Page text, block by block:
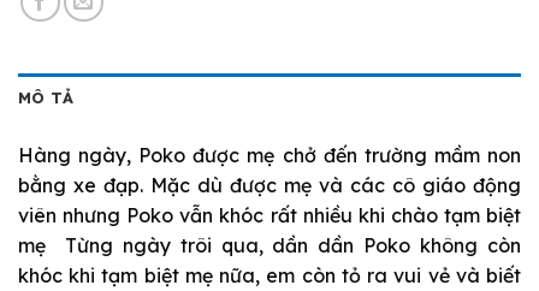
MÔ TẢ
Hàng ngày, Poko được mẹ chở đến trường mầm non
bằng xe đạp. Mặc dù được mẹ và các cô giáo động
viên nhưng Poko vẫn khóc rất nhiều khi chào tạm biệt
mẹ Từng ngày trôi qua, dần dần Poko không còn
khóc khi tạm biệt mẹ nữa, em còn tỏ ra vui vẻ và biết